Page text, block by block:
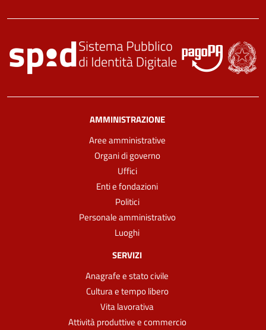
AMMINISTRAZIONE
Aree amministrative
Organi di governo
Uffici
Enti e fondazioni
Politici
Personale amministrativo
Luoghi
SERVIZI
Anagrafe e stato civile
Cultura e tempo libero
Vita lavorativa
Attività produttive e commercio